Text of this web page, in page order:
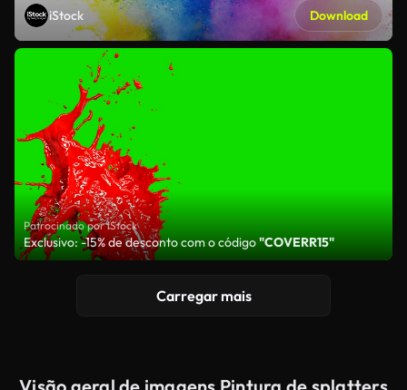
iStock Download
Patrocinado por iStock
Exclusivo: -15% de desconto com o código"COVERR15"
Carregar mais